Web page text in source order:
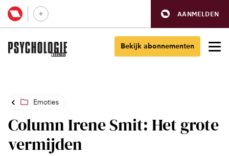
AANMELDEN
Bekijk abonnementen
Emoties
Column Irene Smit: Het grote
vermijden